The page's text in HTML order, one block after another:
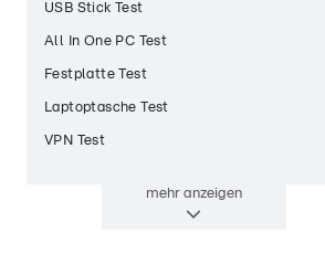
USB Stick Test
All In One PC Test
Festplatte Test
Laptoptasche Test
VPN Test
mehranzeigen